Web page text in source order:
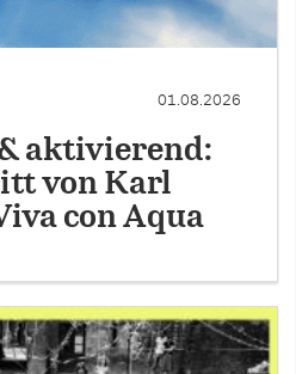
01.08.2026
aktivierend:
von Karl
con Aqua